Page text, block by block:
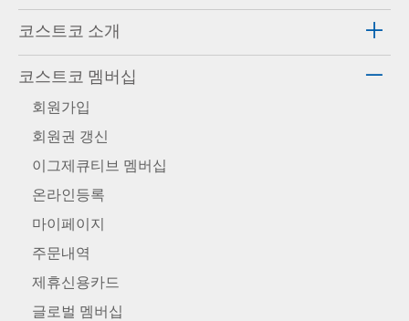
코스트코 소개
코스트코 멤버십
회원가입
회원권 갱신
이그제큐티브 멤버십
온라인등록
마이페이지
주문내역
제휴신용카드
글로벌 멤버십